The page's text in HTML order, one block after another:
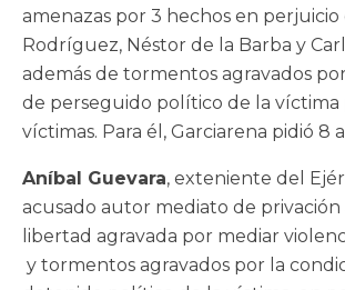
amenazas por 3 hechos en
Rodríguez, Néstor de la Barba y
además de tormentos agravados
de perseguido político de la víctima
víctimas. Para él, Garciarena pidió 8
Aníbal Guevara, exteniente del
acusado autor mediato de privación
libertad agravada por mediar
y tormentos agravados por la